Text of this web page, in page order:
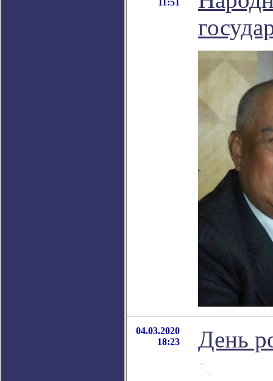
11:51
04.03.2020
18:23
День